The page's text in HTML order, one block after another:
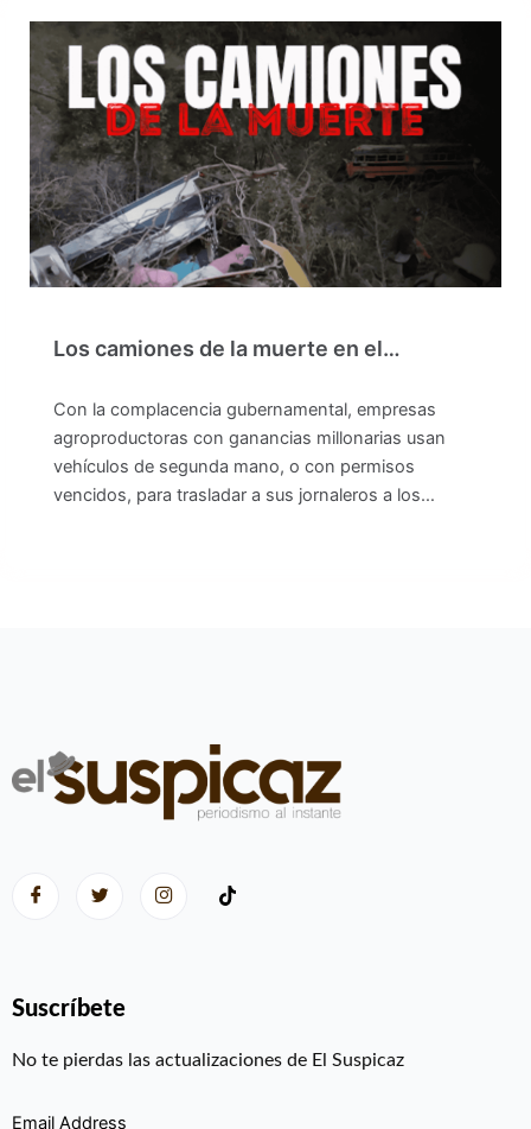
Los camiones de la muerte en el…
Con la complacencia gubernamental, empresas
agroproductoras con ganancias millonarias usan
vehículos de segunda mano, o con permisos
vencidos, para trasladar a sus jornaleros a los…
Suscríbete
No te pierdas las actualizaciones de El Suspicaz
Email Address